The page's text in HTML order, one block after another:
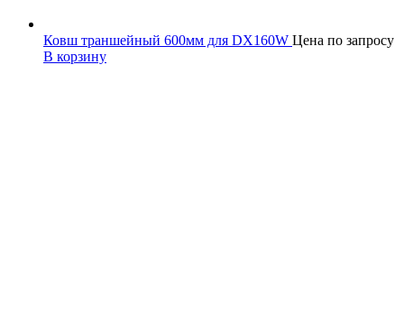
Ковш траншейный 600мм для DX160W Цена по запросу
В корзину